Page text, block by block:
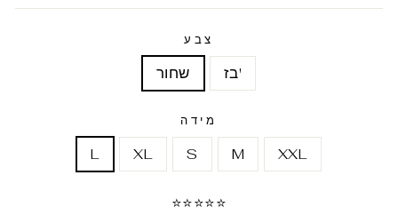
צבע
שחור בז'
מידה
L XL S M XXL
⭐⭐⭐⭐⭐